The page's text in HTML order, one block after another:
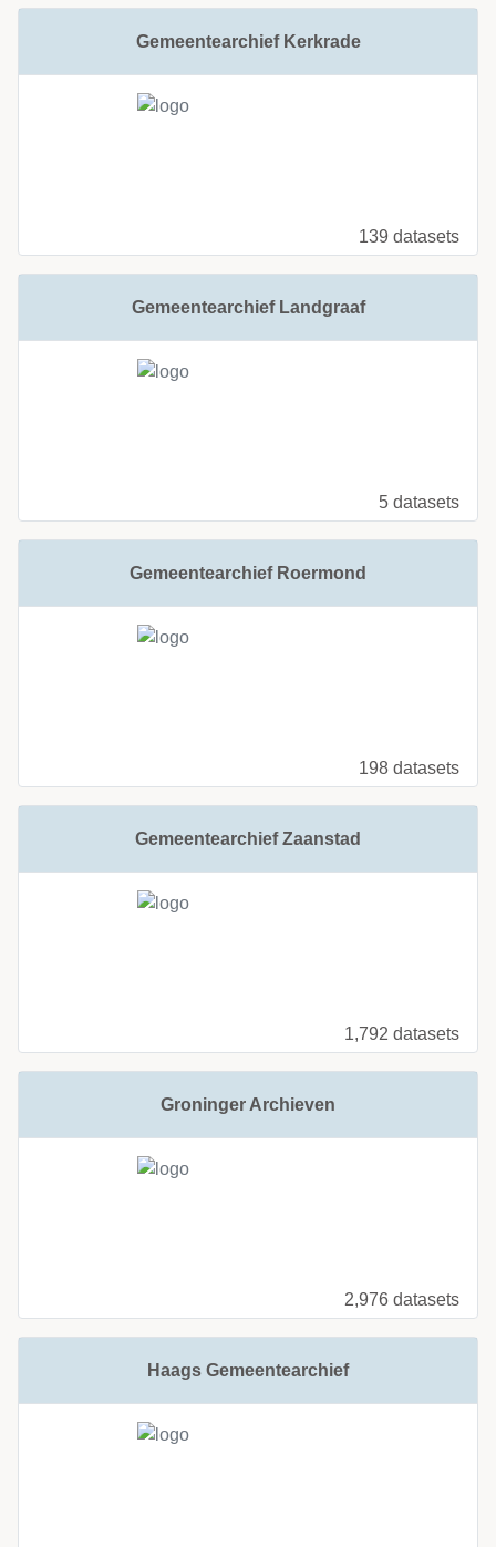
Gemeentearchief Kerkrade
139 datasets
Gemeentearchief Landgraaf
5 datasets
Gemeentearchief Roermond
198 datasets
Gemeentearchief Zaanstad
1,792 datasets
Groninger Archieven
2,976 datasets
Haags Gemeentearchief